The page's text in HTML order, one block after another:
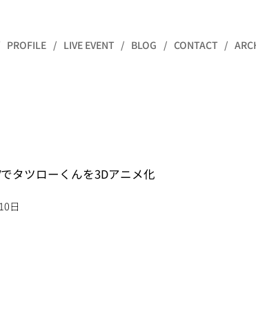
PROFILE LIVE EVENT BLOG CONTACT
タツローくんを3Dアニメ化
日